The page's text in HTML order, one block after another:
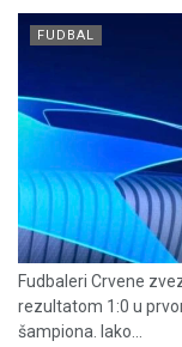
FUDBAL
Fudbaleri Crvene
rezultatom 1:0 u
šampiona. Iako...